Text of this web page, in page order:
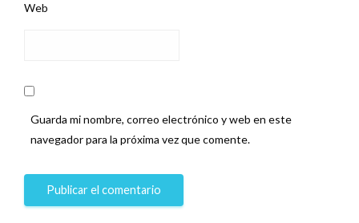
Web
Guarda mi nombre, correo electrónico y web en este
navegador para la próxima vez que comente.